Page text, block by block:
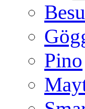
Pino